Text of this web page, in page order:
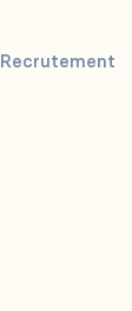
Recrutement